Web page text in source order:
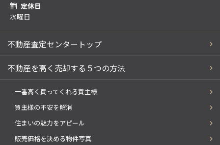
定休日
水曜日
不動産査定センタートップ
不動産を高く売却する５つの方法
一番高く買ってくれる買主様
買主様の不安を解消
住まいの魅力をアピール
販売価格を決める物件写真